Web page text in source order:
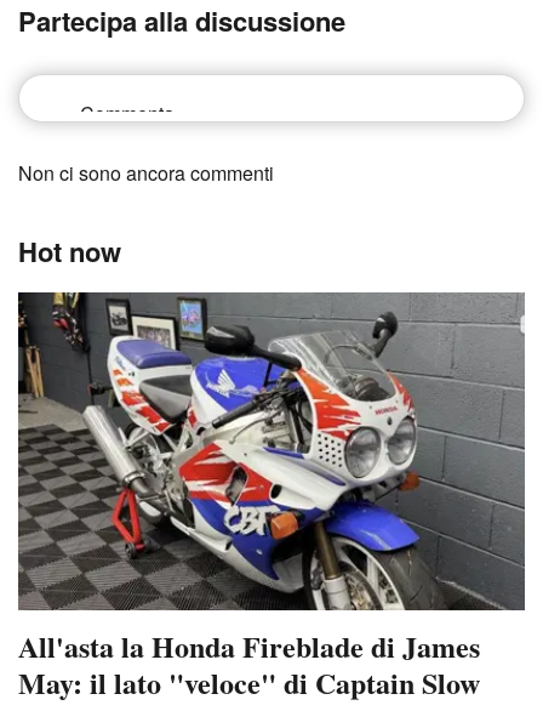
Partecipa alla discussione
Non ci sono ancora commenti
Hot now
All'asta la Honda Fireblade di James
May: il lato "veloce" di Captain Slow